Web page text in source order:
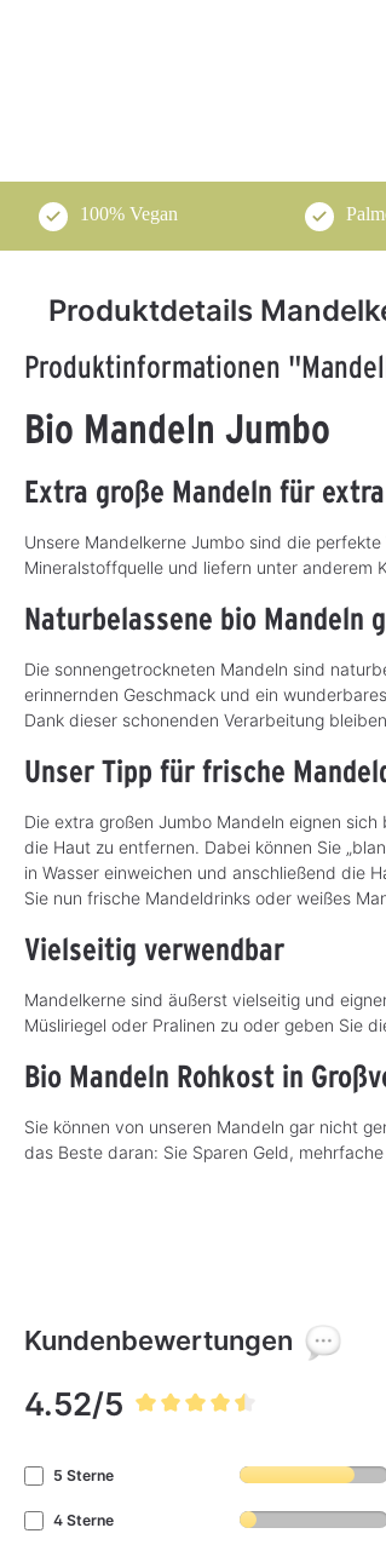
100% Vegan
Produktdetails
Produktinformationen
Bio Mandeln Jumbo
Extra große Mandeln für
Unsere Mandelkerne Jumbo sind die
Mineralstoffquelle und liefern unter anderem
Naturbelassene bio Mandeln
Die sonnengetrockneten Mandeln sind
erinnernden Geschmack und ein
Dank dieser schonenden Verarbeitung
Unser Tipp für frische
Die extra großen Jumbo Mandeln eignen
die Haut zu entfernen. Dabei können Sie
in Wasser einweichen und anschließend die
Sie nun frische Mandeldrinks oder weißes
Vielseitig verwendbar
Mandelkerne sind äußerst vielseitig und
Müsliriegel oder Pralinen zu oder geben Sie
Bio Mandeln Rohkost in
Sie können von unseren Mandeln gar nicht
das Beste daran: Sie Sparen Geld,
Kundenbewertungen
4.52/5
5 Sterne
4 Sterne